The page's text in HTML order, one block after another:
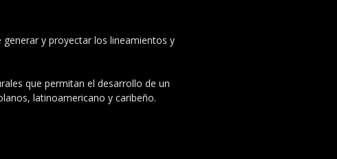
y proyectar los lineamientos y
que permitan el desarrollo de un
latinoamericano y caribeño.